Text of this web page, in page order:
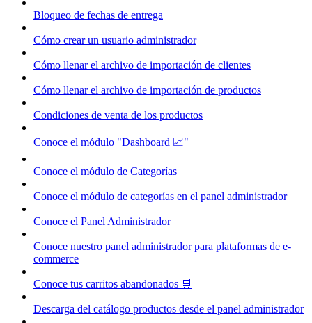
Bloqueo de fechas de entrega
Cómo crear un usuario administrador
Cómo llenar el archivo de importación de clientes
Cómo llenar el archivo de importación de productos
Condiciones de venta de los productos
Conoce el módulo "Dashboard 📈"
Conoce el módulo de Categorías
Conoce el módulo de categorías en el panel administrador
Conoce el Panel Administrador
Conoce nuestro panel administrador para plataformas de e-
commerce
Conoce tus carritos abandonados 🛒
Descarga del catálogo productos desde el panel administrador